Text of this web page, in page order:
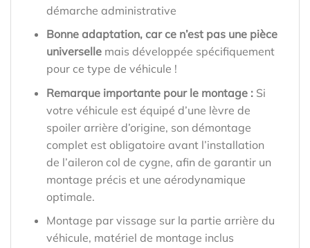
démarche administrative
Bonne adaptation, car ce n’est pas une pièce
universellemais développée spécifiquement
pour ce type de véhicule !
Remarque importante pour le montage : Si
votre véhicule est équipé d’une lèvre de
spoiler arrière d’origine, son démontage
complet est obligatoire avant l’installation
de l’aileron col de cygne, afin de garantir un
montage précis et une aérodynamique
optimale.
Montage par vissage sur la partie arrière du
véhicule, matériel de montage inclus